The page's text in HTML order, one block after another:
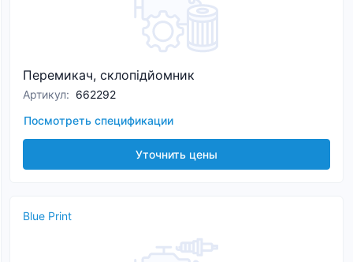
Перемикач, склопідйомник
Артикул: 662292
Посмотреть спецификации
Уточнить цены
Blue Print